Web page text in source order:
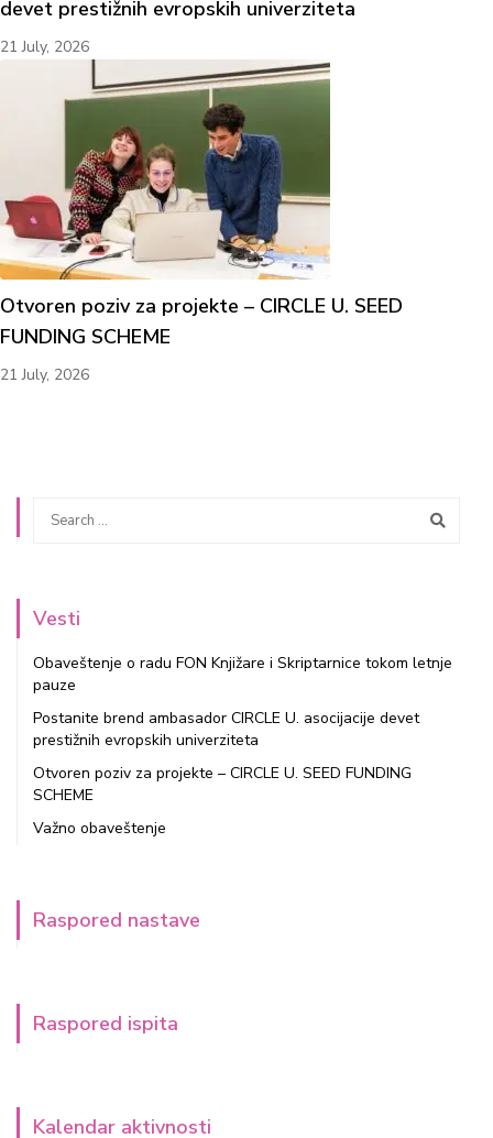
devet prestižnih evropskih univerziteta
21 July, 2026
Otvoren poziv za projekte – CIRCLE U. SEED
FUNDING SCHEME
21 July, 2026
Vesti
Obaveštenje o radu FON Knjižare i Skriptarnice tokom letnje
pauze
Postanite brend ambasador CIRCLE U. asocijacije devet
prestižnih evropskih univerziteta
Otvoren poziv za projekte – CIRCLE U. SEED FUNDING
SCHEME
Važno obaveštenje
Raspored nastave
Raspored ispita
Kalendar aktivnosti